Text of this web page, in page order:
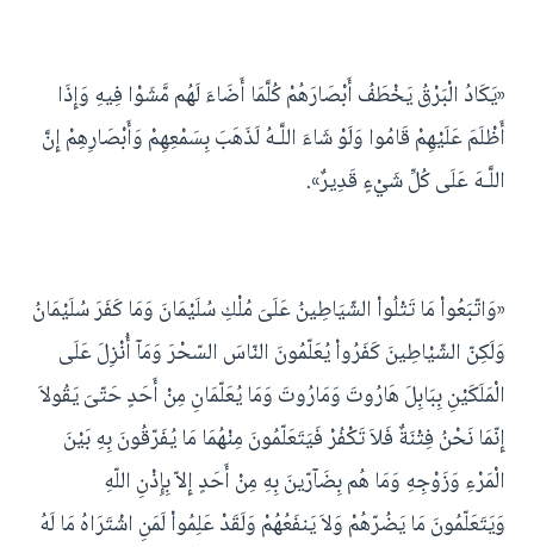
«يَكَادُ الْبَرْقُ يَخْطَفُ أَبْصَارَهُمْ كُلَّمَا أَضَاءَ لَهُم مَّشَوْا فِيهِ وَإِذَا
أَظْلَمَ عَلَيْهِمْ قَامُوا وَلَوْ شَاءَ اللَّـهُ لَذَهَبَ بِسَمْعِهِمْ وَأَبْصَارِهِمْ إِنَّ
اللَّـهَ عَلَى كُلِّ شَيْءٍ قَدِيرٌ».
«وَاتّبَعُواْ مَا تَتْلُواْ الشّيَاطِينُ عَلَىَ مُلْكِ سُلَيْمَانَ وَمَا كَفَرَ سُلَيْمَانُ
وَلَكِنّ الشّيْاطِينَ كَفَرُواْ يُعَلّمُونَ النّاسَ السّحْرَ وَمَآ أُنْزِلَ عَلَى
الْمَلَكَيْنِ بِبَابِلَ هَارُوتَ وَمَارُوتَ وَمَا يُعَلّمَانِ مِنْ أَحَدٍ حَتّىَ يَقُولاَ
إِنّمَا نَحْنُ فِتْنَةٌ فَلاَ تَكْفُرْ فَيَتَعَلّمُونَ مِنْهُمَا مَا يُفَرّقُونَ بِهِ بَيْنَ
الْمَرْءِ وَزَوْجِهِ وَمَا هُم بِضَآرّينَ بِهِ مِنْ أَحَدٍ إِلاّ بِإِذْنِ اللّهِ
وَيَتَعَلّمُونَ مَا يَضُرّهُمْ وَلاَ يَنفَعُهُمْ وَلَقَدْ عَلِمُواْ لَمَنِ اشْتَرَاهُ مَا لَهُ